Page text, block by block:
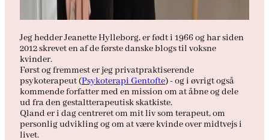
Jeg hedder Jeanette Hylleborg, er født i 1966 og har siden
2012 skrevet en af de første danske blogs til voksne
kvinder.
Først og fremmest er jeg privatpraktiserende
psykoterapeut (Psykoterapi Gentofte) - og i øvrigt også
kommende forfatter med en mission om at åbne og dele
ud fra den gestaltterapeutisk skatkiste.
Qland er i dag centreret om mit liv som terapeut, om
personlig udvikling og om at være kvinde over midtvejs i
livet.